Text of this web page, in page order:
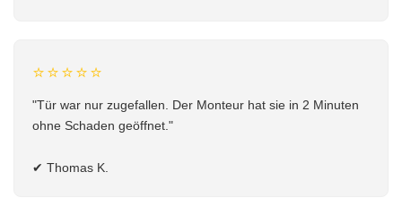
⭐⭐⭐⭐⭐
"Tür war nur zugefallen. Der Monteur hat sie in 2 Minuten
ohne Schaden geöffnet."
✔ Thomas K.